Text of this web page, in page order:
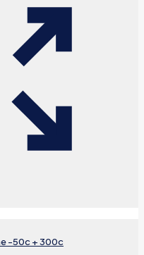
-50c + 300c